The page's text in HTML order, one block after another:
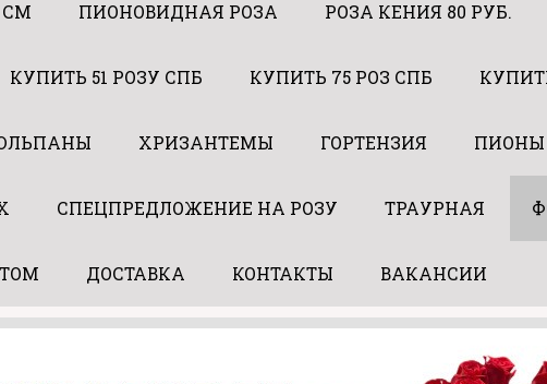
СМ ПИОНОВИДНАЯ РОЗА РОЗА КЕНИЯ 80 РУБ.
КУПИТЬ 51 РОЗУ СПБ КУПИТЬ 75 РОЗ СПБ
ХРИЗАНТЕМЫ ГОРТЕНЗИЯ ПИОНЫ
СПЕЦПРЕДЛОЖЕНИЕ НА РОЗУ ТРАУРНАЯ
ДОСТАВКА КОНТАКТЫ ВАКАНСИИ